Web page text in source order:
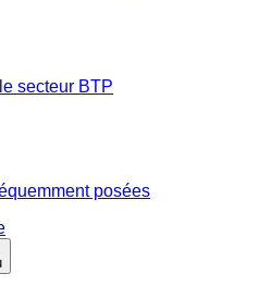
secteur BTP
posées